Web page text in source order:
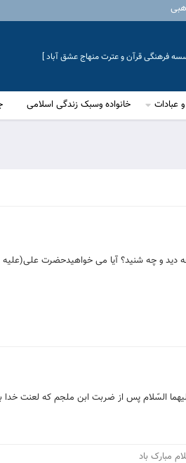
فرهنگی قرآن و عترت منهاج عشق آباد ]
عبادات خانواده وسبک زندگی اسلامی
دید و چه شنید؟ آیا می خواهیدحضرت علی(علیه
مبارک باد